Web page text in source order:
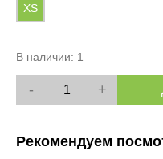
XS
В наличии: 1
- +
Рекомендуем